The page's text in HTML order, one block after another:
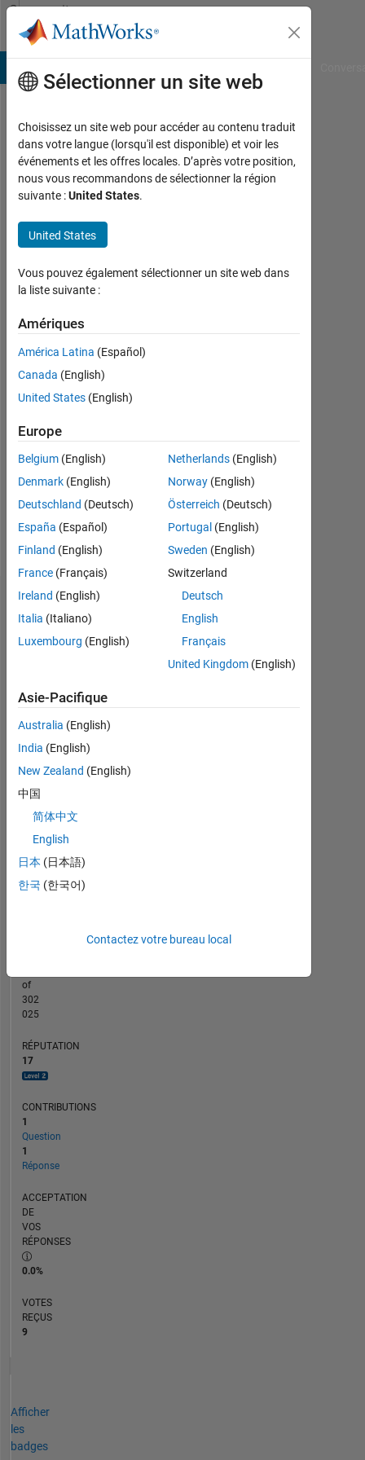
Passer au contenu
Community
Profile
Markus
de
Ruijter
Last
seen:
de 5
ans il
|
Actif
depuis
0
Following:
0
Follow
Tableau de bord
Statistiques
CONTRIBUTIONS
-2
-1 2
3
02/20
10/20
06/21
02/22
10/22
06/23
02/24
10/24
06/25
02/26
12/20
10/21
08/22
04/24
02/25
12/25
of
302
025
RÉPUTATION
17
CONTRIBUTIONS
1
Question
1
Réponse
ACCEPTATION
DE
VOS
RÉPONSES
0.0%
VOTES
REÇUS
9
Afficher
les
badges
Sélectionner un site web
Choisissez un site web pour accéder au contenu traduit
dans votre langue (lorsqu'il est disponible) et voir les
événements et les offres locales. D’après votre position,
nous vous recommandons de sélectionner la région
suivante :United States.
United States
Vous pouvez également sélectionner un site web dans
la liste suivante :
Amériques
América Latina (Español)
Canada (English)
United States (English)
Europe
Belgium (English)
Denmark (English)
Deutschland (Deutsch)
España (Español)
Finland (English)
France (Français)
Ireland (English)
Italia (Italiano)
Luxembourg (English)
Netherlands(English)
Norway(English)
Österreich (Deutsch)
Portugal (English)
Sweden (English)
Switzerland
Deutsch
English
Français
United Kingdom(English)
Asie-Pacifique
Australia (English)
India (English)
New Zealand (English)
中国
简体中文
English
日本 (日本語)
한국 (한국어)
Contactez votre bureau local